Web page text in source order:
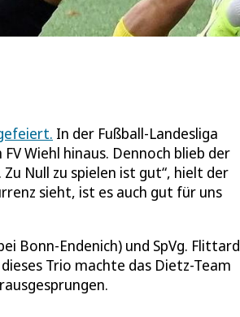
In der Fußball-Landesliga
Wiehl hinaus. Dennoch blieb der
Null zu spielen ist gut“, hielt der
sieht, ist es auch gut für uns
Bonn-Endenich) und SpVg. Flittard
Trio machte das Dietz-Team